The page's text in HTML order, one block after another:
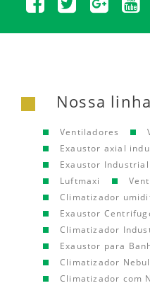
Nossa
Ventiladores
Exaustor axial
Exaustor Industrial
Luftmaxi
Climatizador
Exaustor
Climatizador
Exaustor para
Climatizador
Climatizador com